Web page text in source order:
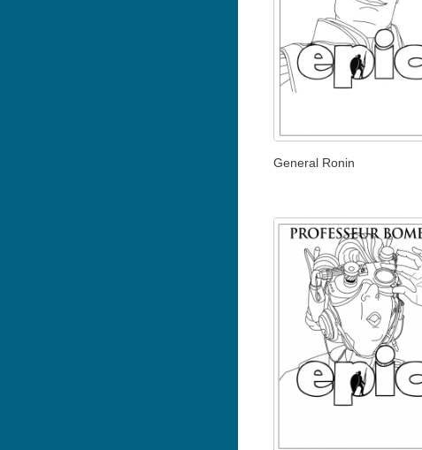
General Ronin